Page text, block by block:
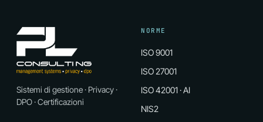
Sistemi di gestione · Privacy ·
DPO · Certificazioni
NORME
ISO 9001
ISO 27001
ISO 42001 · AI
NIS2